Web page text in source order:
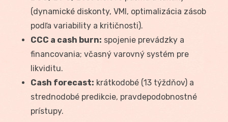
(dynamické diskonty, VMI, optimalizácia zásob
podľa variability a kritičnosti).
CCC a cash burn: spojenie prevádzky a
financovania; včasný varovný systém pre
likviditu.
Cash forecast: krátkodobé (13 týždňov) a
strednodobé predikcie, pravdepodobnostné
prístupy.